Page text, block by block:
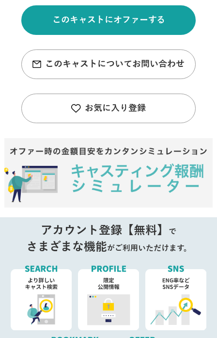
このキャストにオファーする
このキャストについてお問い合わせ
お気に入り登録
アカウント登録【無料】 で
さまざまな機能がご利用いただけます。